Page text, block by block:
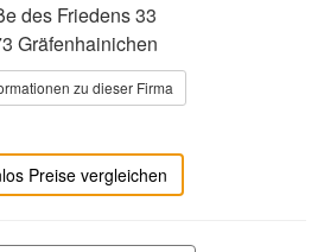
des Friedens 33
Gräfenhainichen
zu dieser Firma
Preise vergleichen